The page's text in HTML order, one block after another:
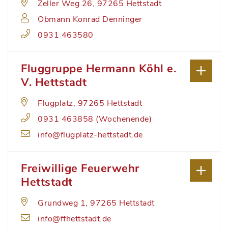
Zeller Weg 26, 97265 Hettstadt
Obmann Konrad Denninger
0931 463580
Fluggruppe Hermann Köhl e.
V. Hettstadt
Flugplatz, 97265 Hettstadt
0931 463858 (Wochenende)
info@flugplatz-hettstadt.de
Freiwillige Feuerwehr
Hettstadt
Grundweg 1, 97265 Hettstadt
info@ffhettstadt.de